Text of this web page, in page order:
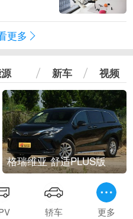
更多
新车 视频
格瑞维亚 舒适PLUS版
轿车 更多